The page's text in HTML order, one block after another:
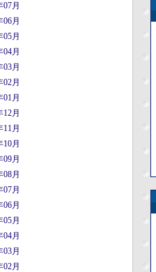
07月
06月
05月
04月
03月
02月
01月
12月
11月
10月
09月
08月
07月
06月
05月
04月
03月
02月